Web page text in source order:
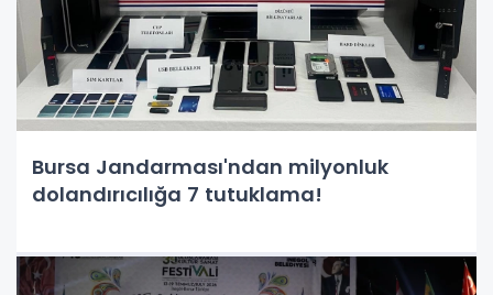
Bursa Jandarması'ndan milyonluk
dolandırıcılığa 7 tutuklama!